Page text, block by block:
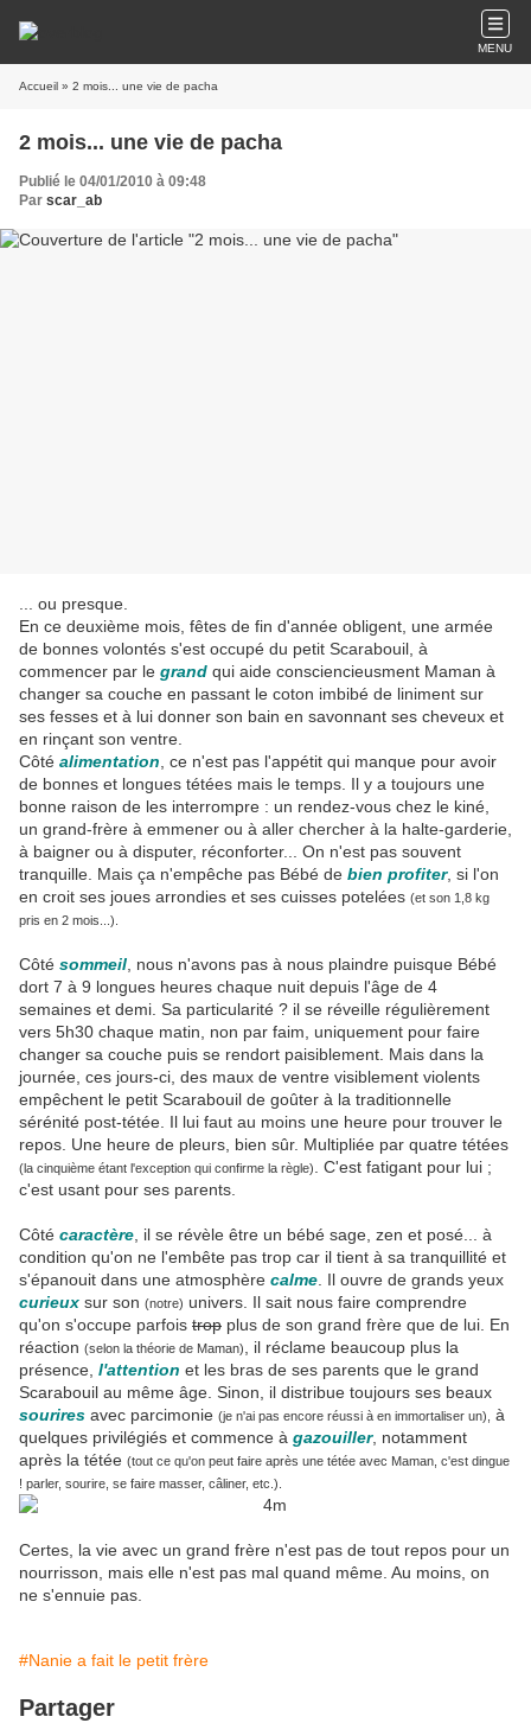
MENU
Accueil » 2 mois... une vie de pacha
2 mois... une vie de pacha
Publié le 04/01/2010 à 09:48
Par scar_ab
... ou presque.
En ce deuxième mois, fêtes de fin d'année obligent, une armée
de bonnes volontés s'est occupé du petit Scarabouil, à
commencer par le grand qui aide consciencieusment Maman à
changer sa couche en passant le coton imbibé de liniment sur
ses fesses et à lui donner son bain en savonnant ses cheveux et
en rinçant son ventre.
Côté alimentation , ce n'est pas l'appétit qui manque pour avoir
de bonnes et longues tétées mais le temps. Il y a toujours une
bonne raison de les interrompre : un rendez-vous chez le kiné,
un grand-frère à emmener ou à aller chercher à la halte-garderie,
à baigner ou à disputer, réconforter... On n'est pas souvent
tranquille. Mais ça n'empêche pas Bébé de bien profiter, si l'on
en croit ses joues arrondies et ses cuisses potelées (et son 1,8 kg
pris en 2 mois...).
Côté sommeil , nous n'avons pas à nous plaindre puisque Bébé
dort 7 à 9 longues heures chaque nuit depuis l'âge de 4
semaines et demi. Sa particularité ? il se réveille régulièrement
vers 5h30 chaque matin, non par faim, uniquement pour faire
changer sa couche puis se rendort paisiblement. Mais dans la
journée, ces jours-ci, des maux de ventre visiblement violents
empêchent le petit Scarabouil de goûter à la traditionnelle
sérénité post-tétée. Il lui faut au moins une heure pour trouver le
repos. Une heure de pleurs, bien sûr. Multipliée par quatre tétées
(la cinquième étant l'exception qui confirme la règle)
. C'est fatigant pour lui ;
c'est usant pour ses parents.
Côté caractère , il se révèle être un bébé sage, zen et posé... à
condition qu'on ne l'embête pas trop car il tient à sa tranquillité et
s'épanouit dans une atmosphère calme . Il ouvre de grands yeux
curieux sur son (notre) univers. Il sait nous faire comprendre
qu'on s'occupe parfois trop plus de son grand frère que de lui. En
réaction (selon la théorie de Maman)
, il réclame beaucoup plus la
présence, l'attention et les bras de ses parents que le grand
Scarabouil au même âge. Sinon, il distribue toujours ses beaux
sourires avec parcimonie (je n'ai pas encore réussi à en immortaliser un),
à
quelques privilégiés et commence à gazouiller, notamment
après la tétée (tout ce qu'on peut faire après une tétée avec Maman, c'est dingue
! parler, sourire, se faire masser, câliner, etc.).
Certes, la vie avec un grand frère n'est pas de tout repos pour un
nourrisson, mais elle n'est pas mal quand même. Au moins, on
ne s'ennuie pas.
#Nanie a fait le petit frère
Partager